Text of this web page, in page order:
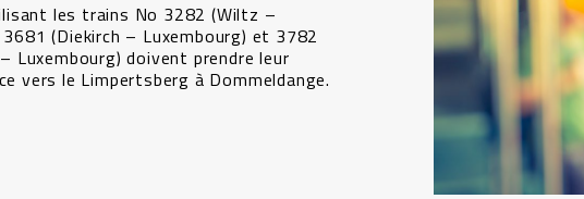
les trains No 3282 (Wiltz –
(Diekirch – Luxembourg) et 3782
Luxembourg) doivent prendre leur
vers le Limpertsberg à Dommeldange.